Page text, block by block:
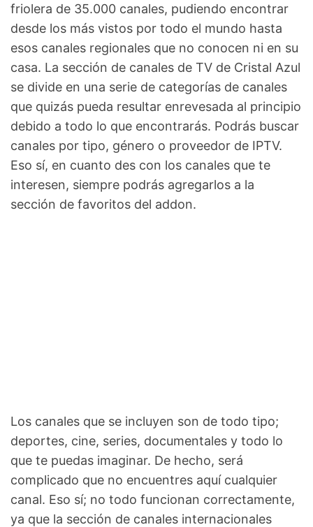
friolera de 35.000 canales, pudiendo encontrar
desde los más vistos por todo el mundo hasta
esos canales regionales que no conocen ni en su
casa. La sección de canales de TV de Cristal Azul
se divide en una serie de categorías de canales
que quizás pueda resultar enrevesada al principio
debido a todo lo que encontrarás. Podrás buscar
canales por tipo, género o proveedor de IPTV.
Eso sí, en cuanto des con los canales que te
interesen, siempre podrás agregarlos a la
sección de favoritos del addon.
Los canales que se incluyen son de todo tipo;
deportes, cine, series, documentales y todo lo
que te puedas imaginar. De hecho, será
complicado que no encuentres aquí cualquier
canal. Eso sí; no todo funcionan correctamente,
ya que la sección de canales internacionales